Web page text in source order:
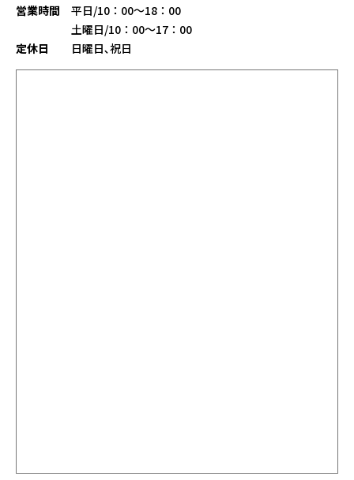
営業時間
平日/10：00～18：00
土曜日/10：00～17：00
定休日
日曜日､祝日